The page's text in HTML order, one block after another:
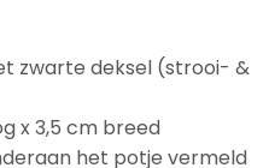
zwarte deksel (strooi- &
x 3,5 cm breed
het potje vermeld